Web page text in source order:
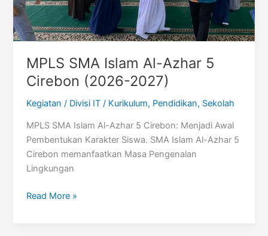
MPLS SMA Islam Al-Azhar 5
Cirebon (2026-2027)
Kegiatan / Divisi IT/ Kurikulum, Pendidikan, Sekolah
MPLS SMA Islam Al-Azhar 5 Cirebon: Menjadi Awal
Pembentukan Karakter Siswa. SMA Islam Al-Azhar 5
Cirebon memanfaatkan Masa Pengenalan
Lingkungan
MPLS
Read More »